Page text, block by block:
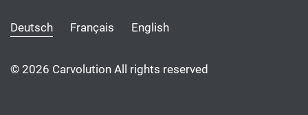
Deutsch Français English
© 2026 Carvolution All rights reserved